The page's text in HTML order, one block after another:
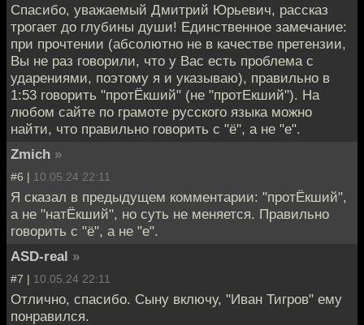
Спасибо, уважаемый Дмитрий Юрьевич, рассказ
трогает до глубины души! Единственное замечание:
при прочтении (абсолютно не в качестве претензии,
Вы не раз говорили, что у Вас есть проблема с
ударениями, поэтому я и указываю), правильно в
1:53 говорить "протЁкший" (не "протЕкший"). На
любом сайте по грамоте русского языка можно
найти, что правильно говорить с "ё", а не "е".
Zmich »
#6 | 10.05.24 22:11
Я сказал в предыдущем комментарии: "протЁкший",
а не "натЁкший", но суть не меняется. Правильно
говорить с "ё", а не "е".
ASD-real »
#7 | 10.05.24 22:11
Отлично, спасибо. Сыну включу, "Иван Тигров" ему
понравился.